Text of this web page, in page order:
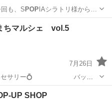
リ】を開… 今回も、SPOP IAシラトリ様から…
クスダブルス
いとまちマルシェ vol.5
7月26日
アクセサリー💍 バッグ
伝
致してUP SHOP